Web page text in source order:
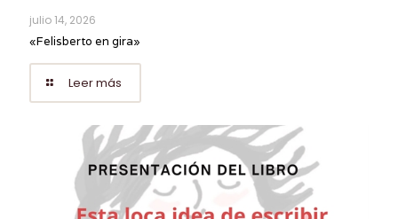
julio 14, 2026
«Felisberto en gira»
Leer más